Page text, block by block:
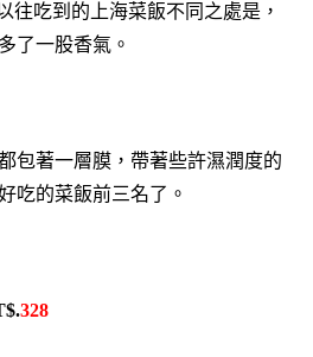
往吃到的上海菜飯不同之處是，
了一股香氣。
包著一層膜，帶著些許濕潤度的
吃的菜飯前三名了。
328